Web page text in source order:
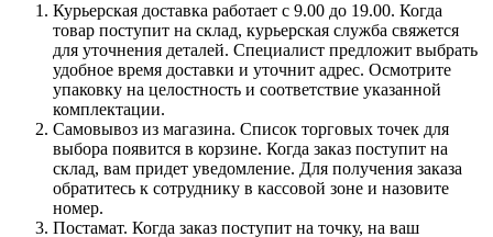
Курьерская доставка работает с 9.00 до 19.00. Когда
товар поступит на склад, курьерская служба свяжется
для уточнения деталей. Специалист предложит выбрать
удобное время доставки и уточнит адрес. Осмотрите
упаковку на целостность и соответствие указанной
комплектации.
Самовывоз из магазина. Список торговых точек для
выбора появится в корзине. Когда заказ поступит на
склад, вам придет уведомление. Для получения заказа
обратитесь к сотруднику в кассовой зоне и назовите
номер.
Постамат. Когда заказ поступит на точку, на ваш